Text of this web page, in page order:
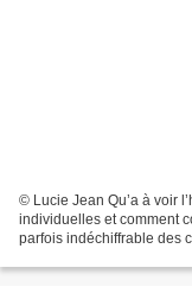
© Lucie Jean Qu’a à voir
individuelles et comment
parfois indéchiffrable des